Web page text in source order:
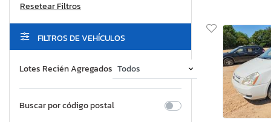
FILTROS DE VEHÍCULOS
Lotes Recién Agregados
Buscar por código postal